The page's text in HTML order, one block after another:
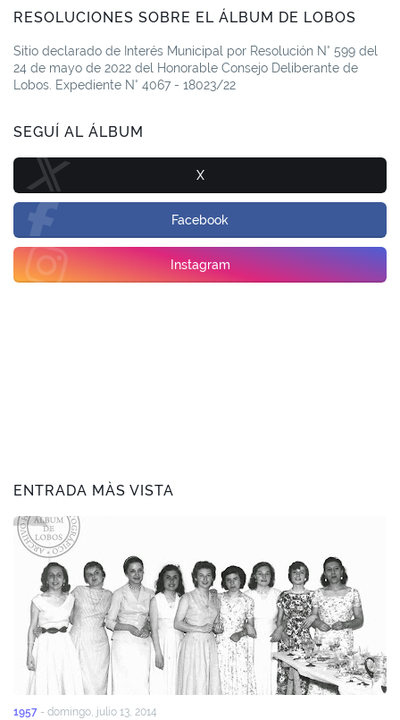
RESOLUCIONES SOBRE EL ÁLBUM DE LOBOS
Sitio declarado de Interés Municipal por Resolución N° 599 del
24 de mayo de 2022 del Honorable Consejo Deliberante de
Lobos. Expediente N° 4067 - 18023/22
SEGUÍ AL ÁLBUM
X
Facebook
Instagram
ENTRADA MÀS VISTA
1957 - domingo, julio 13, 2014